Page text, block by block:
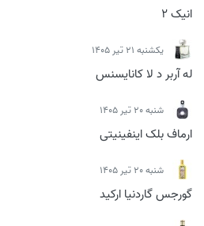
انیک 2
يكشنبه 21 تیر 1405
له آربر د لا کانایسنس
شنبه 20 تیر 1405
ارماف بلک اینفینیتی
شنبه 20 تیر 1405
گورجس گاردنیا ارکید